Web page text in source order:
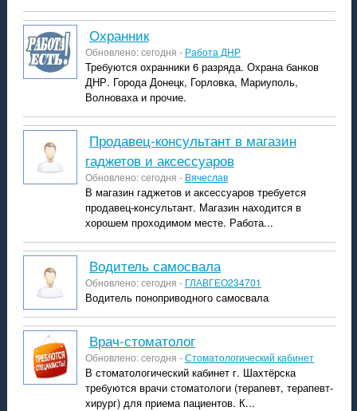
охранник
Обновлено: сегодня - Работа ДНР
Требуются охранники 6 разряда. Охрана банков
ДНР. Города Донецк, Горловка, Мариуполь,
Волноваха и прочие.
продавец-консультант в магазин
гаджетов и аксессуаров
Обновлено: сегодня - Вячеслав
В магазин гаджетов и аксессуаров требуется
продавец-консультант. Магазин находится в
хорошем проходимом месте. Работа...
Водитель самосвала
Обновлено: сегодня - ГЛАВГЕО234701
Водитель поноприводного самосвала
врач-стоматолог
Обновлено: сегодня -Стоматологический кабинет
В стоматологический кабинет г. Шахтёрска
требуются врачи стоматологи (терапевт, терапевт-
хирург) для приема пациентов. К...